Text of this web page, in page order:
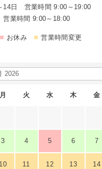
14日 営業時間 9:00～19:00
業時間 9:00～18:00
■ お休み ■ 営業時間変更
月 火 水 木 金
3 4 5 6 7
10 11 12 13 14